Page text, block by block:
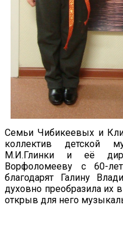
Семьи Чибикеевых и
коллектив детской
М.И.Глинки и её
Ворфоломееву с 60-
благодарят Галину
духовно преобразила их
открыв для него